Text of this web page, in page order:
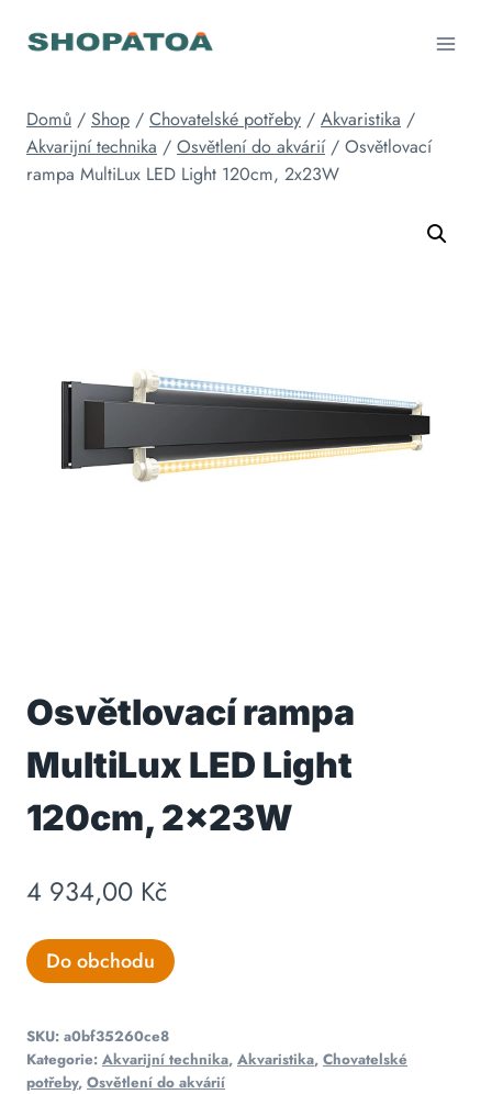
Domů / Shop / Chovatelské potřeby / Akvaristika /
Akvarijní technika / Osvětlení do akvárií / Osvětlovací
rampa MultiLux LED Light 120cm, 2x23W
Osvětlovací rampa
MultiLux LED Light
120cm, 2x23W
4 934,00 Kč
Do obchodu
SKU: a0bf35260ce8
Kategorie: Akvarijní technika, Akvaristika, Chovatelské
potřeby, Osvětlení do akvárií